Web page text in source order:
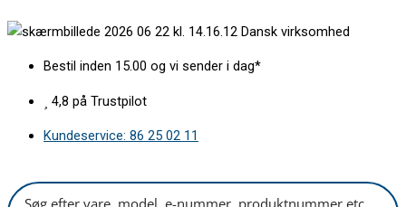
til
Dansk virksomhed
Bestil inden 15.00 og vi sender i dag*
4,8 på Trustpilot
Kundeservice: 86 25 02 11
for
antal